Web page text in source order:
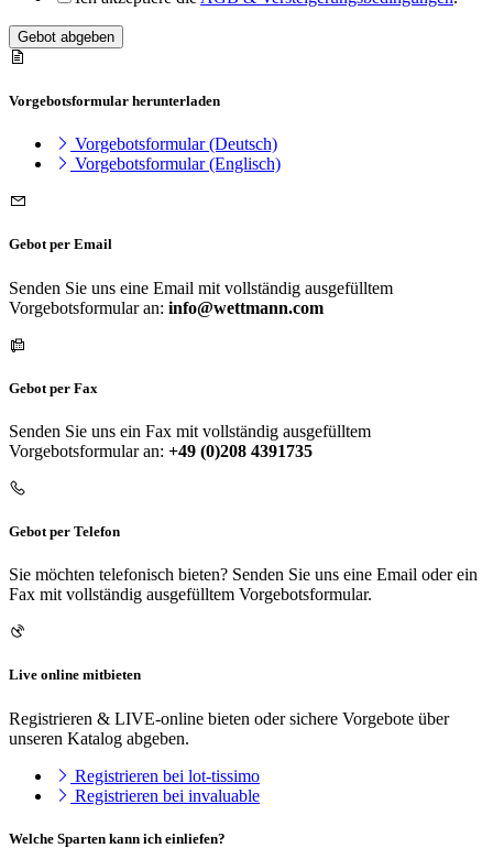
Gebot abgeben
Vorgebotsformular herunterladen
Vorgebotsformular (Deutsch)
Vorgebotsformular (Englisch)
Gebot per Email
Senden Sie uns eine Email mit vollständig ausgefülltem
Vorgebotsformular an: info@wettmann.com
Gebot per Fax
Senden Sie uns ein Fax mit vollständig ausgefülltem
Vorgebotsformular an: +49 (0)208 4391735
Gebot per Telefon
Sie möchten telefonisch bieten? Senden Sie uns eine Email oder ein
Fax mit vollständig ausgefülltem Vorgebotsformular.
Live online mitbieten
Registrieren & LIVE-online bieten oder sichere Vorgebote über
unseren Katalog abgeben.
Registrieren bei lot-tissimo
Registrieren bei invaluable
Welche Sparten kann ich einliefen?